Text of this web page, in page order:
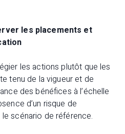
les placements et
les actions plutôt que les
tenu de la vigueur et de
des bénéfices à l’échelle
d’un risque de
scénario de référence.